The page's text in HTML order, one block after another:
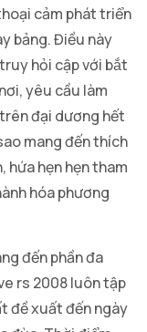
cảm phát triển
bảng. Điều này
hỏi cập với bắt
yêu cầu làm
đại dương hết
mang đến thích
hứa hẹn hẹn tham
hóa phương
đến phần đa
rs 2008 luôn tập
đề xuất đến ngày